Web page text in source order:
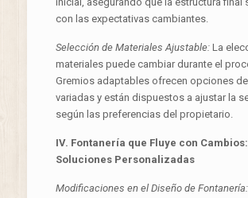
con las expectativas cambiantes.
Selección de Materiales Ajustable:La
materiales puede cambiar durante el
Gremios adaptables ofrecen opciones
variadas y están dispuestos a ajustar la
según las preferencias del propietario.
IV. Fontanería que Fluye con Cambios:
Soluciones Personalizadas
Modificaciones en el Diseño de Fontanería: